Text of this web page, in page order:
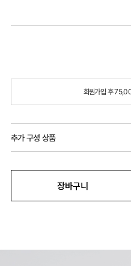
회원가입 후
추가 구성 상품
장바구니